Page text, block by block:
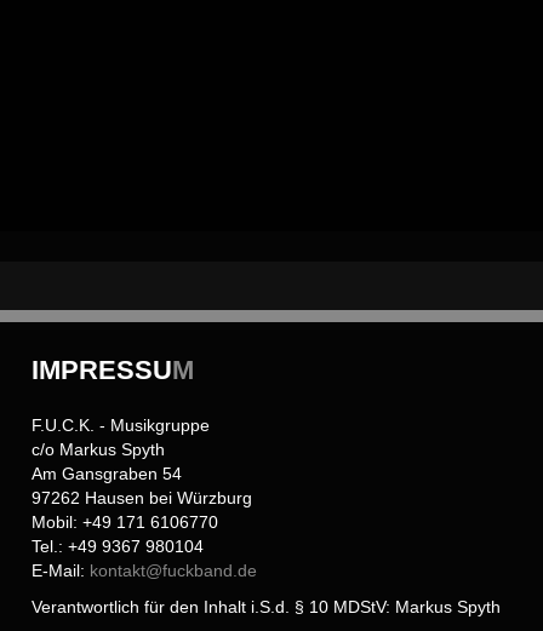
IMPRESSUM
F.U.C.K. - Musikgruppe
c/o Markus Spyth
Am Gansgraben 54
97262 Hausen bei Würzburg
Mobil: +49 171 6106770
Tel.: +49 9367 980104
E-Mail: kontakt@fuckband.de
Verantwortlich für den Inhalt i.S.d. § 10 MDStV: Markus Spyth